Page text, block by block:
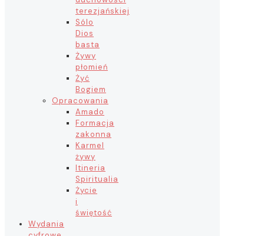
terezjańskiej
Sólo
Dios
basta
Żywy
płomień
Żyć
Bogiem
Opracowania
Amado
Formacja
zakonna
Karmel
żywy
Itineria
Spiritualia
Życie
i
świętość
Wydania